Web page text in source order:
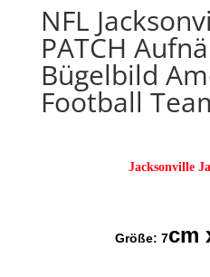
NFL
PATCH
Bügelbild
Football
Jacksonville
Größe: 7cm